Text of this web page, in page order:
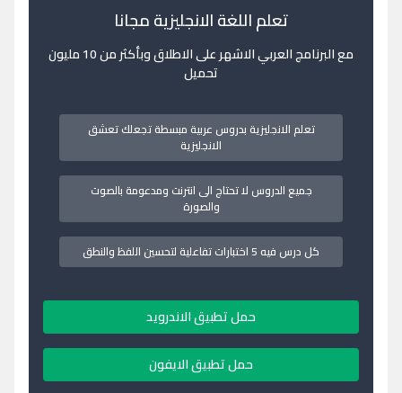
تعلم اللغة الانجليزية مجانا
مع البرنامج العربي الاشهر على الاطلاق وبأكثر من 10 مليون
تحميل
تعلم الانجليزية بدروس عربية مبسطة تجعلك تعشق
الانجليزية
جميع الدروس لا تحتاج الى انترنت ومدعومة بالصوت
والصورة
كل درس فيه 5 اختبارات تفاعلية لتحسين اللفظ والنطق
حمل تطبيق الاندرويد
حمل تطبيق الايفون